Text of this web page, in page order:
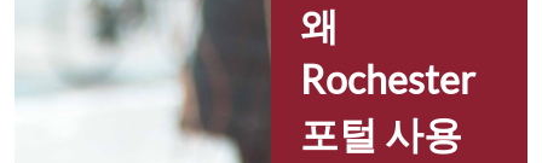
왜
Rochester
포털 사용